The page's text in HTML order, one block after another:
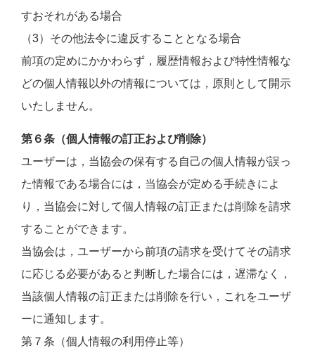
すおそれがある場合
（3）その他法令に違反することとなる場合
前項の定めにかかわらず，履歴情報および特性情報な
どの個人情報以外の情報については，原則として開示
いたしません。
第６条（個人情報の訂正および削除）
ユーザーは，当協会の保有する自己の個人情報が誤っ
た情報である場合には，当協会が定める手続きによ
り，当協会に対して個人情報の訂正または削除を請求
することができます。
当協会は，ユーザーから前項の請求を受けてその請求
に応じる必要があると判断した場合には，遅滞なく，
当該個人情報の訂正または削除を行い，これをユーザ
ーに通知します。
第７条（個人情報の利用停止等）